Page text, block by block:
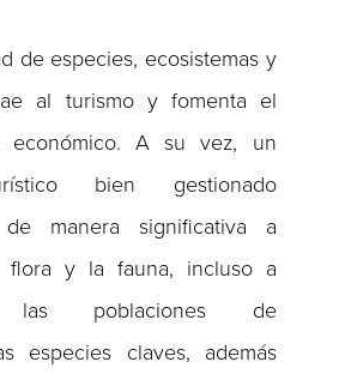
de especies, ecosistemas y
al turismo y fomenta el
económico. A su vez, un
bien gestionado
de manera significativa a
flora y la fauna, incluso a
las poblaciones de
especies claves, además